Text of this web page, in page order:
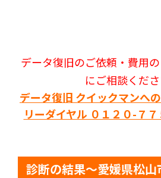
データ復旧のご依頼・費用
にご相談くださ
データ復旧 クイックマンへ
リーダイヤル ０１２０-７７
診断の結果～愛媛県松